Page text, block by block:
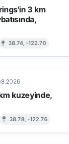
3 km
38.74, -122.70
kuzeyinde,
38.78, -122.76